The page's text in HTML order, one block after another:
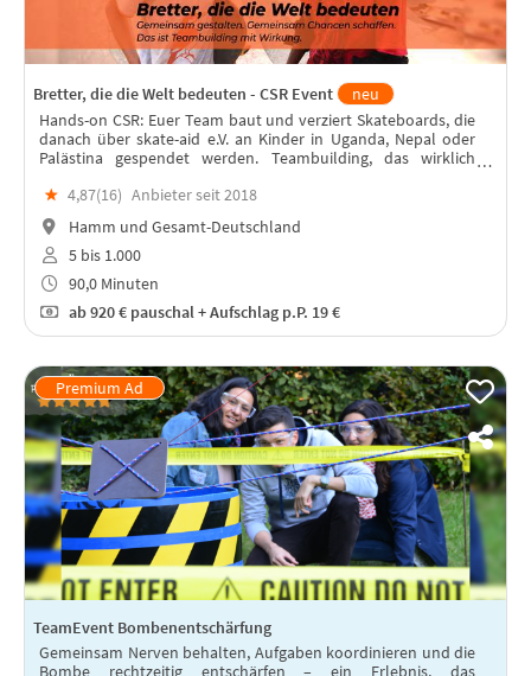
Bretter, die die Welt bedeuten - CSR Event
neu
Hands-on CSR: Euer Team baut und verziert Skateboards, die
danach über skate-aid e.V. an Kinder in Uganda, Nepal oder
Palästina gespendet werden. Teambuilding, das wirklich
weiterrollt.
★ 4,87(16) Anbieter seit 2018
Hamm und Gesamt-Deutschland
5 bis 1.000
90,0 Minuten
ab920 € pauschal + Aufschlag p.P. 19 €
TeamEvent Bombenentschärfung
Gemeinsam Nerven behalten, Aufgaben koordinieren und die
Bombe rechtzeitig entschärfen – ein Erlebnis, das